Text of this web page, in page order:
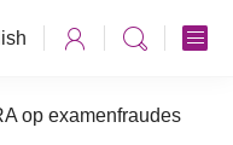
op examenfraudes